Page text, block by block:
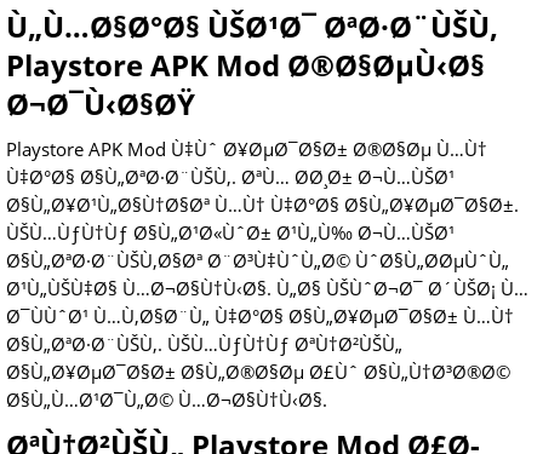
Ù„Ù…Ø§Ø°Ø§ ÙŠØ¹Ø¯ ØªØ·Ø¨ÙŠÙ‚
Playstore APK Mod Ø®Ø§ØµÙ‹Ø§
Ø¬Ø¯Ù‹Ø§ØŸ
Playstore APK Mod Ù‡Ùˆ Ø¥ØµØ¯Ø§Ø± Ø®Ø§Øµ Ù…Ù†
Ù‡Ø°Ø§ Ø§Ù„ØªØ·Ø¨ÙŠÙ‚. ØªÙ… Ø­Ø¸Ø± Ø¬Ù…ÙŠØ¹
Ø§Ù„Ø¥Ø¹Ù„Ø§Ù†Ø§Øª Ù…Ù† Ù‡Ø°Ø§ Ø§Ù„Ø¥ØµØ¯Ø§Ø±.
ÙŠÙ…ÙƒÙ†Ùƒ Ø§Ù„Ø¹Ø«ÙˆØ± Ø¹Ù„Ù‰ Ø¬Ù…ÙŠØ¹
Ø§Ù„ØªØ·Ø¨ÙŠÙ‚Ø§Øª Ø¨Ø³Ù‡ÙˆÙ„Ø© ÙˆØ§Ù„Ø­ØµÙˆÙ„
Ø¹Ù„ÙŠÙ‡Ø§ Ù…Ø¬Ø§Ù†Ù‹Ø§. Ù„Ø§ ÙŠÙˆØ¬Ø¯ Ø´ÙŠØ¡ Ù…
Ø¯ÙÙˆØ¹ Ù…Ù‚Ø§Ø¨Ù„ Ù‡Ø°Ø§ Ø§Ù„Ø¥ØµØ¯Ø§Ø± Ù…Ù†
Ø§Ù„ØªØ·Ø¨ÙŠÙ‚. ÙŠÙ…ÙƒÙ†Ùƒ ØªÙ†Ø²ÙŠÙ„
Ø§Ù„Ø¥ØµØ¯Ø§Ø± Ø§Ù„Ø®Ø§Øµ Ø£Ùˆ Ø§Ù„Ù†Ø³Ø®Ø©
Ø§Ù„Ù…Ø¹Ø¯Ù„Ø© Ù…Ø¬Ø§Ù†Ù‹Ø§.
ØªÙ†Ø²ÙŠÙ„ Playstore Mod Ø£Ø­